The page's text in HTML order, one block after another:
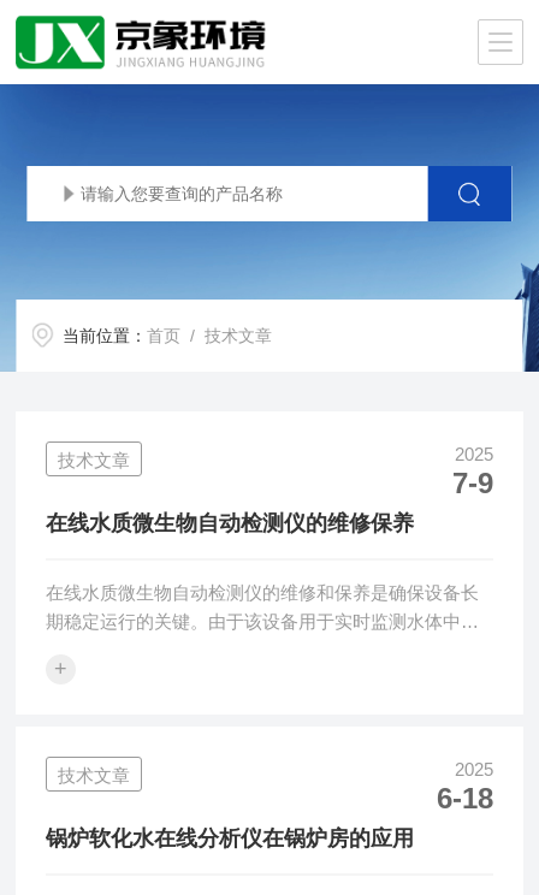
当前位置：首页 / 技术文章
技术文章 2025
7-9
在线水质微生物自动检测仪的维修保养
在线水质微生物自动检测仪的维修和保养是确保设备长
期稳定运行的关键。由于该设备用于实时监测水体中的
果。以下是一些常见的维护保养方法和注意事项：1.定
用后可能积累沉淀物、杂质和微生物残留。清洁频率：
根据仪器的使用频率和水质的污染程度，一般每月或每
两个月进行一次全面清洁。清洁步骤：关闭仪器电源，
确保仪器处于安全状态。使用适当的清洁剂和去离子
+
技术文章 2025
6-18
锅炉软化水在线分析仪在锅炉房的应用